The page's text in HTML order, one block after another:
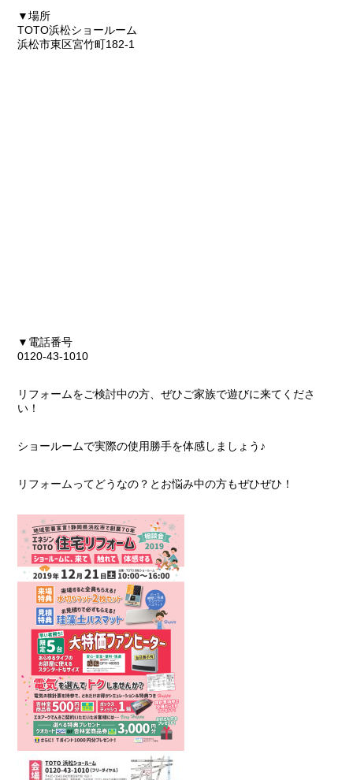
▼場所
TOTO浜松ショールーム
浜松市東区宮竹町182-1
▼電話番号
0120-43-1010
リフォームをご検討中の方、ぜひご家族で遊びに来てくださ
い！
ショールームで実際の使用勝手を体感しましょう♪
リフォームってどうなの？とお悩み中の方もぜひぜひ！